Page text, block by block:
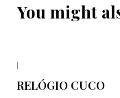
You might
RELÓGIO CUCO